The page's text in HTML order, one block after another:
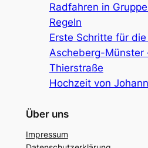
Radfahren in
Regeln
Erste Schritte für
Ascheberg-Münster
Thierstraße
Hochzeit von
Über uns
Impressum